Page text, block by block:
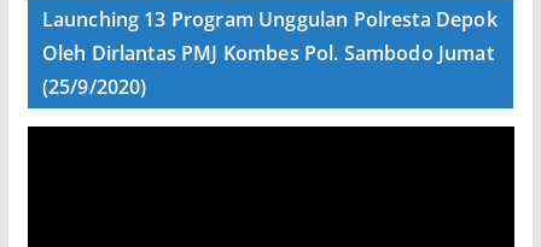
Launching 13 Program Unggulan Polresta Depok
Oleh Dirlantas PMJ Kombes Pol. Sambodo Jumat
(25/9/2020)